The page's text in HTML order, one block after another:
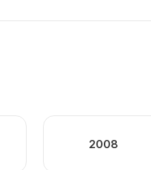
2008